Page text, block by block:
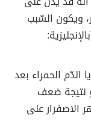
ويكون السّبب
الدّم الحمراء بعد
إلى 120 يوماً، أو نتيجة ضعف
الاصفرار على